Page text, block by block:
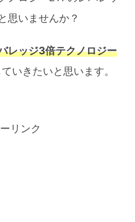
思いませんか？
レッジ3倍テクノロジー
いきたいと思います。
リンク